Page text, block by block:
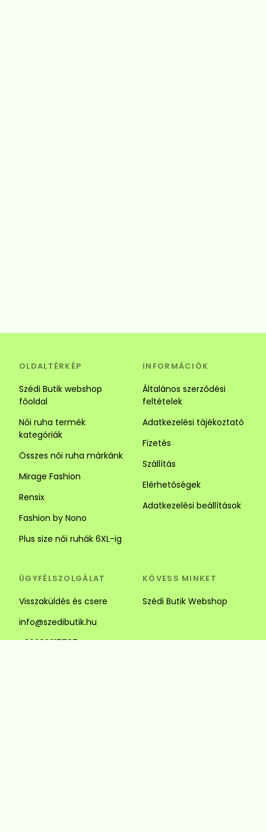
OLDALTÉRKÉP
Szédi Butik webshop
főoldal
Női ruha termék
kategóriák
Összes női ruha márkánk
Mirage Fashion
Rensix
Fashion by Nono
Plus size női ruhák 6XL-ig
INFORMÁCIÓK
Általános szerződési
feltételek
Adatkezelési tájékoztató
Fizetés
Szállítás
Elérhetőségek
Adatkezelési beállítások
ÜGYFÉLSZOLGÁLAT
Visszaküldés és csere
info@szedibutik.hu
+36303317787
KÖVESS MINKET
Szédi Butik Webshop